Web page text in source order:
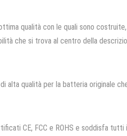
qualità con le quali sono
che si trova al centro della
alta qualità per la batteria originale
CE, FCC e ROHS e soddisfa